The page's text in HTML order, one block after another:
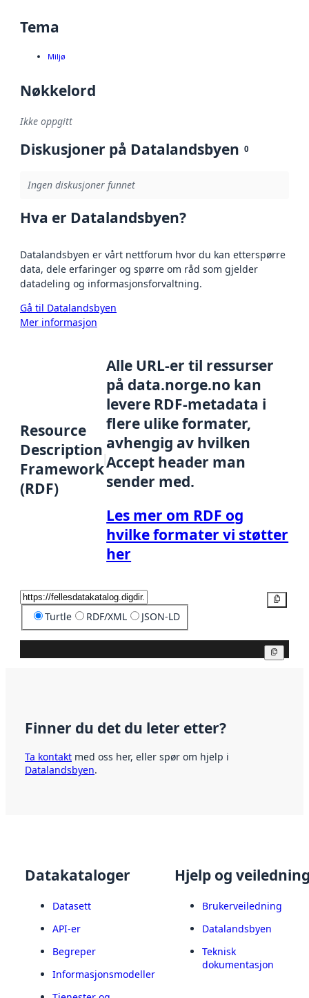
Tema
Miljø
Nøkkelord
Ikke oppgitt
Diskusjoner på Datalandsbyen 0
Ingen diskusjoner funnet
Hva er Datalandsbyen?
Datalandsbyen er vårt nettforum hvor du kan etterspørre
data, dele erfaringer og spørre om råd som gjelder
datadeling og informasjonsforvaltning.
Gå til Datalandsbyen
Mer informasjon
Resource
Description
Framework
(RDF)
Alle URL-er til ressurser
på data.norge.no kan
levere RDF-metadata i
flere ulike formater,
avhengig av hvilken
Accept header man
sender med.
Les mer om RDF og
hvilke formater vi støtter
her
Turtle RDF/XML JSON-LD
Finner du det du leter etter?
Ta kontakt med oss her, eller spør om hjelp i
Datalandsbyen.
Datakataloger
Datasett
API-er
Begreper
Informasjonsmodeller
Hjelp og
Brukerveiledning
Datalandsbyen
Teknisk
dokumentasjon